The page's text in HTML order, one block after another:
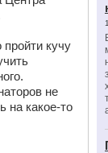
кучу
не
на какое-то